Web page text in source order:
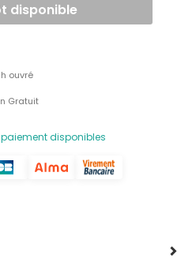
disponible
ouvré
Gratuit
disponibles